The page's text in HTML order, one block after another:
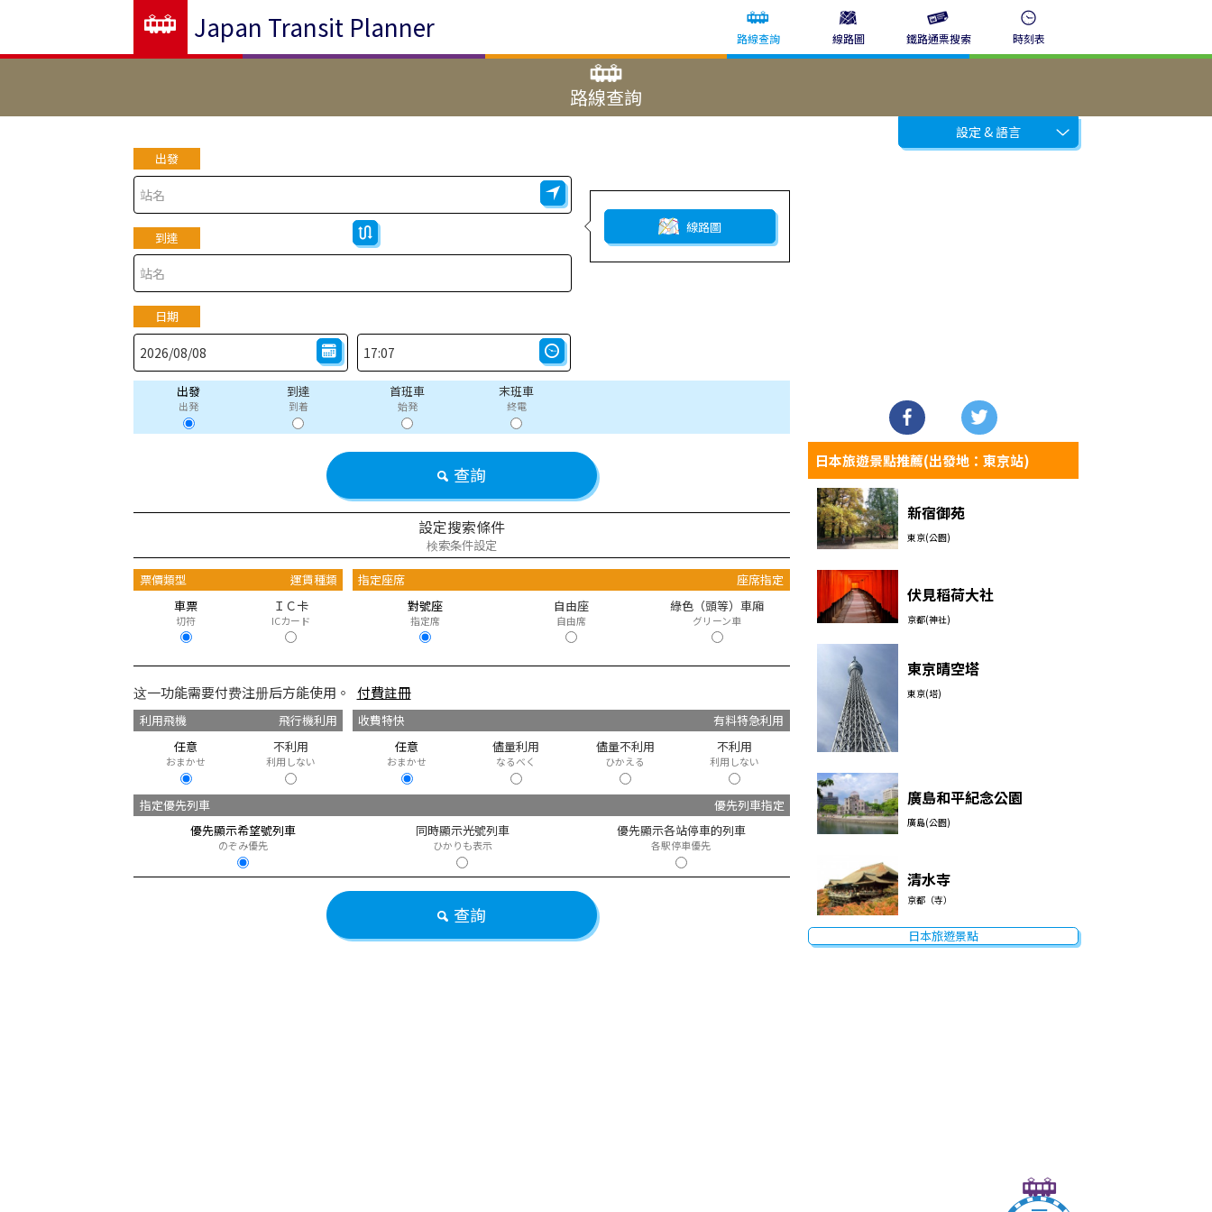
Japan Transit Planner 路線查詢 線路圖 鐵路通票搜索 時刻表
路線查詢
設定 & 語言
出發
到達
線路圖
日期
出發
出発
到達
到着
首班車
始発
末班車
終電
查詢
設定搜索條件
検索条件設定
票價類型
運賃種類
車票
切符
ＩＣ卡
ICカード
指定座席
座席指定
對號座
指定席
自由座
自由席
綠色（頭等）車廂
グリーン車
这一功能需要付费注册后方能使用。 付費註冊
利用飛機
飛行機利用
任意
おまかせ
不利用
利用しない
收費特快
有料特急利用
任意
おまかせ
儘量利用
なるべく
儘量不利用
ひかえる
不利用
利用しない
指定優先列車
優先列車指定
優先顯示希望號列車
のぞみ優先
同時顯示光號列車
ひかりも表示
優先顯示各站停車的列車
各駅停車優先
查詢
日本旅遊景點推薦(出發地：東京站)
新宿御苑
東京(公園)
伏見稻荷大社
京都(神社)
東京晴空塔
東京(塔)
廣島和平紀念公園
廣島(公園)
清水寺
京都（寺）
日本旅遊景點